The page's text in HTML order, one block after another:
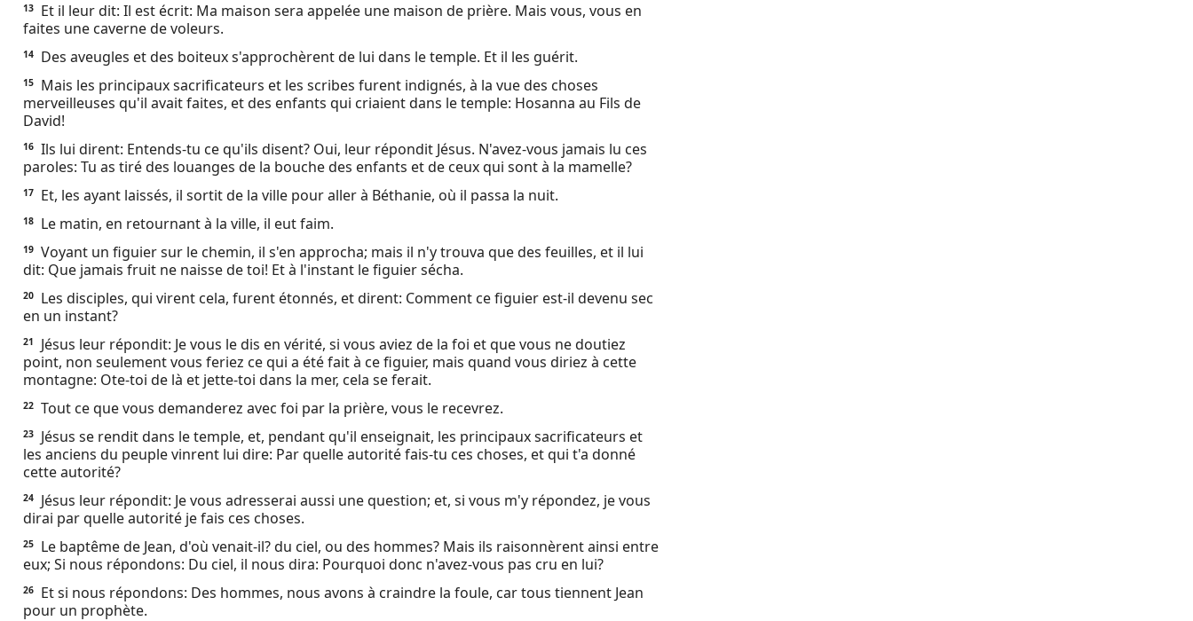
13
Et il leur dit: Il est écrit: Ma maison sera appelée une maison de prière. Mais vous, vous en
faites une caverne de voleurs.
14 Des aveugles et des boiteux s'approchèrent de lui dans le temple. Et il les guérit.
15
Mais les principaux sacrificateurs et les scribes furent indignés, à la vue des choses
merveilleuses qu'il avait faites, et des enfants qui criaient dans le temple: Hosanna au Fils de
David!
16 Ils lui dirent: Entends-tu ce qu'ils disent? Oui, leur répondit Jésus. N'avez-vous jamais lu ces
paroles: Tu as tiré des louanges de la bouche des enfants et de ceux qui sont à la mamelle?
17 Et, les ayant laissés, il sortit de la ville pour aller à Béthanie, où il passa la nuit.
18 Le matin, en retournant à la ville, il eut faim.
19 Voyant un figuier sur le chemin, il s'en approcha; mais il n'y trouva que des feuilles, et il lui
dit: Que jamais fruit ne naisse de toi! Et à l'instant le figuier sécha.
20
Les disciples, qui virent cela, furent étonnés, et dirent: Comment ce figuier est-il devenu sec
en un instant?
21
Jésus leur répondit: Je vous le dis en vérité, si vous aviez de la foi et que vous ne doutiez
point, non seulement vous feriez ce qui a été fait à ce figuier, mais quand vous diriez à cette
montagne: Ote-toi de là et jette-toi dans la mer, cela se ferait.
22 Tout ce que vous demanderez avec foi par la prière, vous le recevrez.
23
Jésus se rendit dans le temple, et, pendant qu'il enseignait, les principaux sacrificateurs et
les anciens du peuple vinrent lui dire: Par quelle autorité fais-tu ces choses, et qui t'a donné
cette autorité?
24
Jésus leur répondit: Je vous adresserai aussi une question; et, si vous m'y répondez, je vous
dirai par quelle autorité je fais ces choses.
25
Le baptême de Jean, d'où venait-il? du ciel, ou des hommes? Mais ils raisonnèrent ainsi entre
eux; Si nous répondons: Du ciel, il nous dira: Pourquoi donc n'avez-vous pas cru en lui?
26
Et si nous répondons: Des hommes, nous avons à craindre la foule, car tous tiennent Jean
pour un prophète.